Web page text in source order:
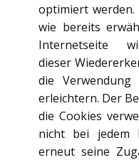
optimiert werden.
wie bereits
Internetseite
dieser
die
erleichtern. Der
die Cookies
nicht bei jedem
erneut seine